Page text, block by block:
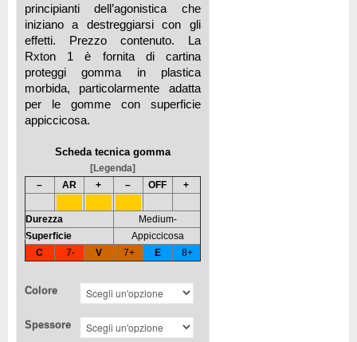
principianti dell’agonistica che
iniziano a destreggiarsi con gli
effetti. Prezzo contenuto. La
Rxton 1 è fornita di cartina
proteggi gomma in plastica
morbida, particolarmente adatta
per le gomme con superficie
appiccicosa.
Scheda tecnica gomma
[Legenda]
–
AR + – OFF +
Durezza
Medium-
Superficie
Appiccicosa
C
7- V 7+ E 8+
Colore
Spessore